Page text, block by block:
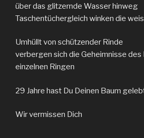
über das glitzernde Wasser hinweg
Taschentüchergleich winken die
Umhüllt von schützender Rinde
verbergen sich die Geheimnisse des
einzelnen Ringen
29 Jahre hast Du Deinen Baum
Wir vermissen Dich